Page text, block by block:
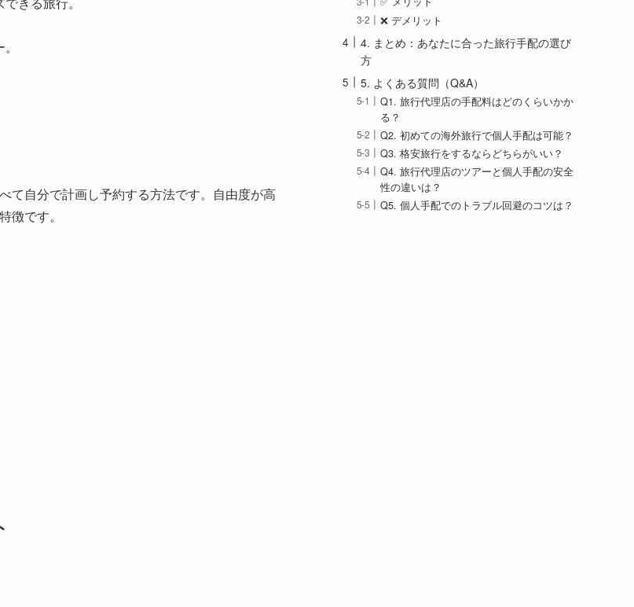
て自分で計画し予約する方法です。自由度が高
徴です。
❌ デメリット
4. まとめ：あなたに合った旅行手配の選び
方
5. よくある質問（Q&A）
Q1. 旅行代理店の手配料はどのくらいかか
る？
Q2. 初めての海外旅行で個人手配は可能？
Q3. 格安旅行をするならどちらがいい？
Q4. 旅行代理店のツアーと個人手配の安全
性の違いは？
Q5. 個人手配でのトラブル回避のコツは？